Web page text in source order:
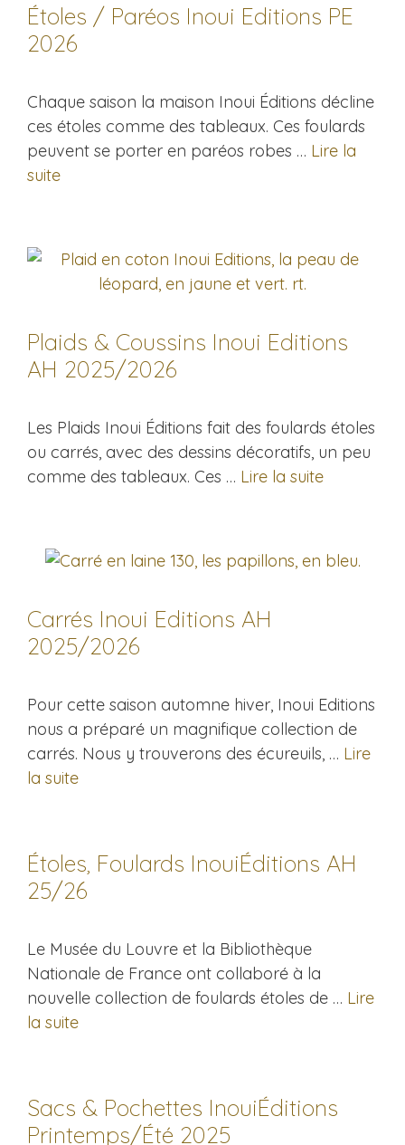
Étoles / Paréos Inoui Editions PE
2026
Chaque saison la maison Inoui Éditions décline
ces étoles comme des tableaux. Ces foulards
peuvent se porter en paréos robes … Lire la
suite
Plaids & Coussins Inoui Editions
AH 2025/2026
Les Plaids Inoui Éditions fait des foulards étoles
ou carrés, avec des dessins décoratifs, un peu
comme des tableaux. Ces … Lire la suite
Carrés Inoui Editions AH
2025/2026
Pour cette saison automne hiver, Inoui Editions
nous a préparé un magnifique collection de
carrés. Nous y trouverons des écureuils, … Lire
la suite
Étoles, Foulards InouiÉditions AH
25/26
Le Musée du Louvre et la Bibliothèque
Nationale de France ont collaboré à la
nouvelle collection de foulards étoles de … Lire
la suite
Sacs & Pochettes InouiÉditions
Printemps/Été 2025